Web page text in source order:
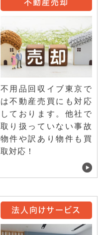
不動産売却
不用品回収イブ東京で
は不動産売買にも対応
しております。他社で
取り扱っていない事故
物件や訳あり物件も買
取対応！
法人向けサービス